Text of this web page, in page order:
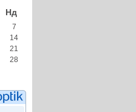
Нд
7
14
21
28